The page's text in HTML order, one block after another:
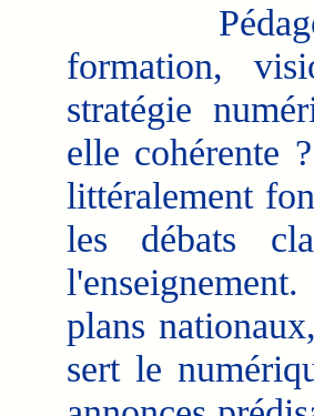
formation,
stratégie
elle cohérente
littéralement
les débats
plans
sert le